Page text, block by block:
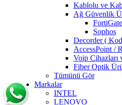
Kablolu ve
Ağ Güvenlik
FortiGate
Sophos
Decorder (
AccessPoint /
Voip Cihazları
Fiber Optik
Tümünü Gör
Markalar
INTEL
LENOVO